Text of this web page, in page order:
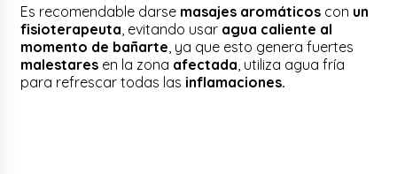
Es recomendable darse masajes aromáticos con un
fisioterapeuta , evitando usar agua caliente al
momento de bañarte , ya que esto genera fuertes
malestares en la zona afectada , utiliza agua fría
para refrescar todas las inflamaciones.